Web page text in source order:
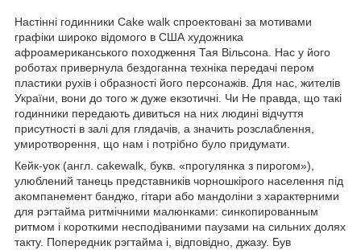
Настінні годинники Cake walk спроектовані за мотивами
графіки широко відомого в США художника
афроамериканського походження Тая Вільсона. Нас у його
роботах привернула бездоганна техніка передачі пером
пластики рухів і образності його персонажів. Для нас, жителів
України, вони до того ж дуже екзотичні. Чи Не правда, що такі
годинники передають дивиться на них людині відчуття
присутності в залі для глядачів, а значить розслаблення,
умиротворення, що нам і потрібно було придумати.
Кейк-уок (англ. cakewalk, букв. «прогулянка з пирогом»),
улюблений танець представників чорношкірого населення під
акомпанемент банджо, гітари або мандоліни з характерними
для рэгтайма ритмічними малюнками: синкопированным
ритмом і короткими несподіваними паузами на сильних долях
такту. Попередник рэгтайма і, відповідно, джазу. Був